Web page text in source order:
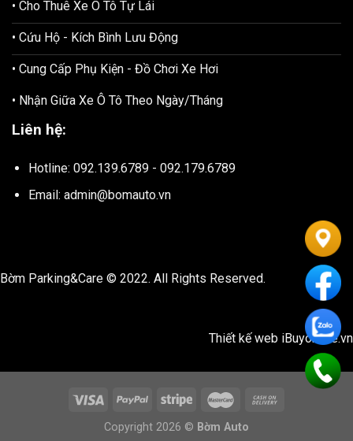
• Cho Thuê Xe Ô Tô Tự Lái
• Cứu Hộ - Kích Bình Lưu Động
• Cung Cấp Phụ Kiện - Đồ Chơi Xe Hơi
• Nhận Giữa Xe Ô Tô Theo Ngày/Tháng
Liên hệ:
Hotline: 092.139.6789 - 092.179.6789
Email: admin@bomauto.vn
Bờm Parking&Care © 2022. All Rights Reserved.
Thiết kế web iBuyonline.vn
Copyright 2026 © Bờm Auto